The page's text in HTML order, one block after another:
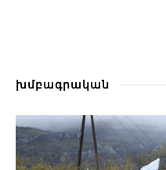
խմբագրական